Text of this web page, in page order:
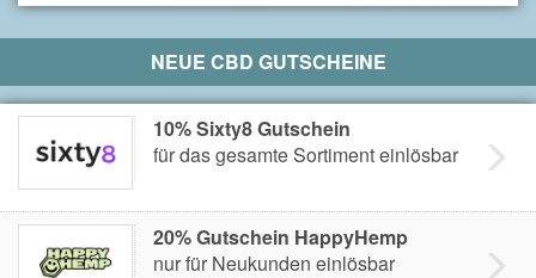
NEUE CBD GUTSCHEINE
10% Sixty8 Gutschein
für das gesamte Sortiment einlösbar
20% Gutschein HappyHemp
nur für Neukunden einlösbar